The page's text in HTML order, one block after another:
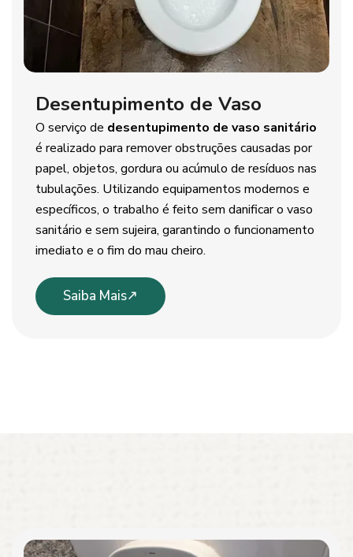
Desentupimento de Vaso
O serviço de desentupimento de vaso sanitário
é realizado para remover obstruções causadas por
papel, objetos, gordura ou acúmulo de resíduos nas
tubulações. Utilizando equipamentos modernos e
específicos, o trabalho é feito sem danificar o vaso
sanitário e sem sujeira, garantindo o funcionamento
imediato e o fim do mau cheiro.
Saiba Mais